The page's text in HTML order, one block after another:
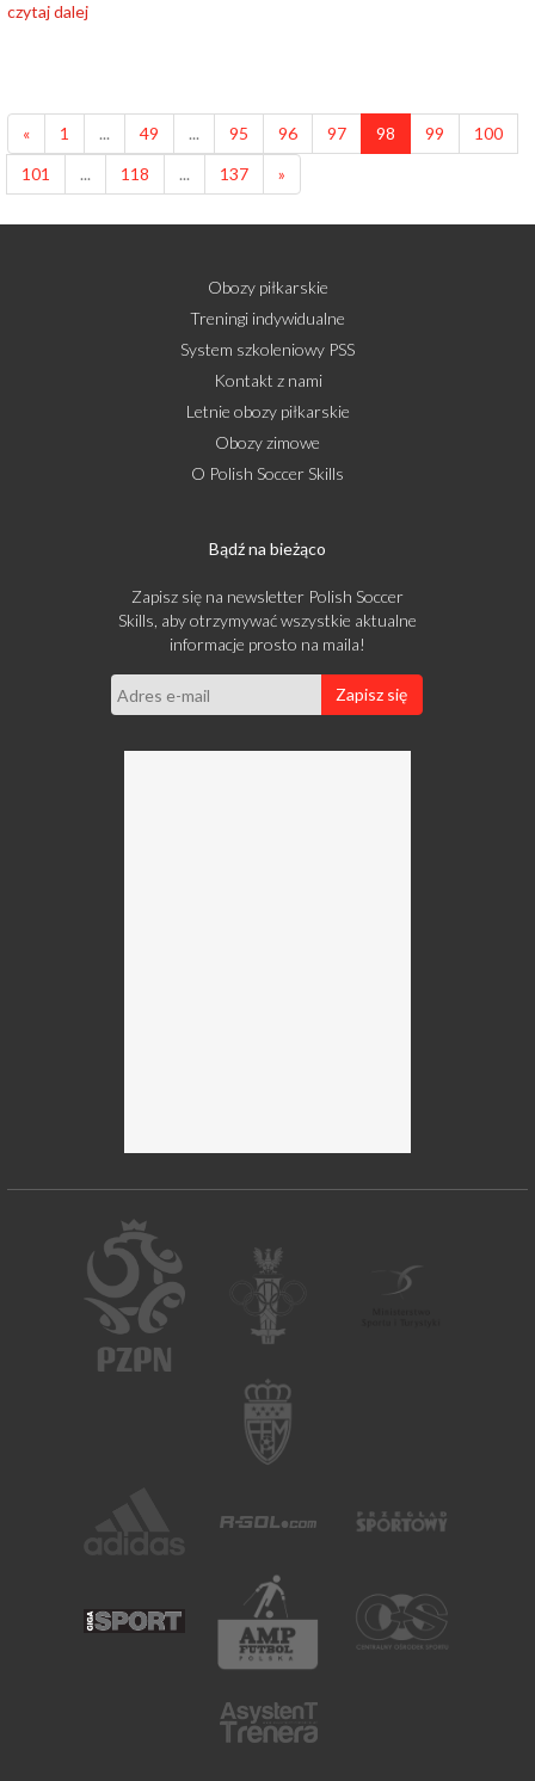
czytaj dalej
« 1 ... 49 ... 95 96 97 98 99
100
101
... 118 ... 137 »
Obozy piłkarskie
Treningi indywidualne
System szkoleniowy PSS
Kontakt z nami
Letnie obozy piłkarskie
Obozy zimowe
O Polish Soccer Skills
Bądź na bieżąco
Zapisz się na newsletter Polish Soccer
Skills, aby otrzymywać wszystkie aktualne
informacje prosto na maila!
Zapisz się